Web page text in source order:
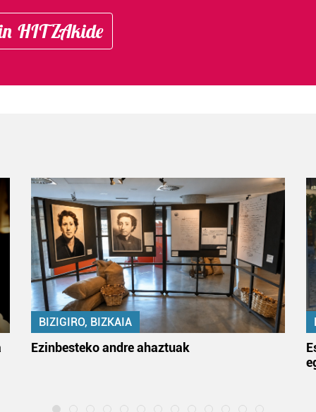
HITZAkide
BIZIGIRO, BIZKAIA
Ezinbesteko andre ahaztuak